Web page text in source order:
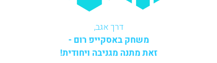
דרך אגב,
משחק באסקייפ רום -
זאת מתנה מגניבה ויחודית!